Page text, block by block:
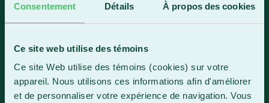
Consentement Détails À propos des cookies
Ce site web utilise des témoins
Ce site Web utilise des témoins (cookies) sur votre
appareil. Nous utilisons ces informations afin d'améliorer
et de personnaliser votre expérience de navigation. Vous
1 800 893-5111
Sainte-Marie
Sainte-Marie (Québec) G6E 0R1